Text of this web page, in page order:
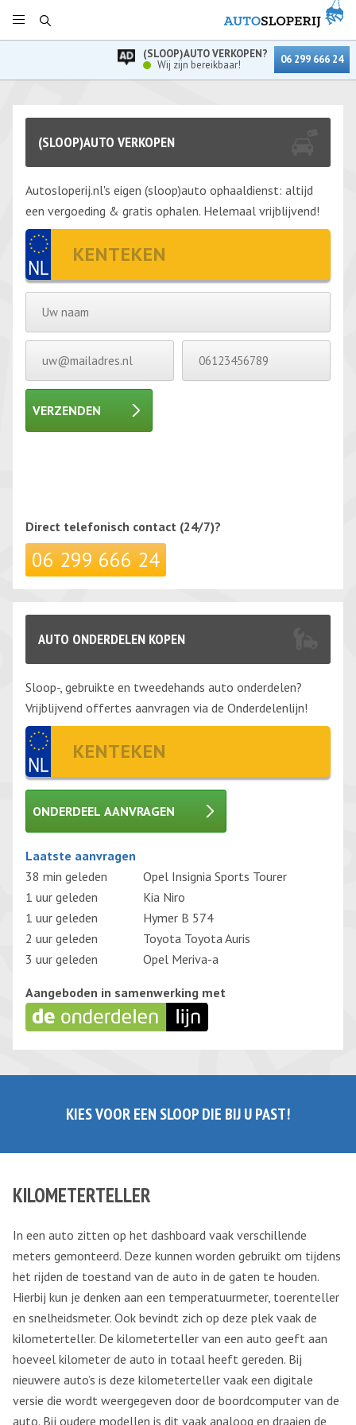
(SLOOP)AUTO VERKOPEN?
Wij zijn bereikbaar!
06 299 666 24
(SLOOP)AUTO VERKOPEN
Autosloperij.nl's eigen (sloop)auto ophaaldienst: altijd
een vergoeding & gratis ophalen. Helemaal vrijblijvend!
VERZENDEN
Direct telefonisch contact (24/7)?
06 299 666 24
AUTO ONDERDELEN KOPEN
Sloop-, gebruikte en tweedehands auto onderdelen?
Vrijblijvend offertes aanvragen via de Onderdelenlijn!
ONDERDEEL AANVRAGEN
Gelieve dit veld leeg te laten.
Laatste aanvragen
38 min geleden
Opel Insignia Sports Tourer
1 uur geleden
Kia Niro
1 uur geleden
Hymer B 574
2 uur geleden
Toyota Toyota Auris
3 uur geleden
Opel Meriva-a
Aangeboden in samenwerking met
KIES VOOR EEN SLOOP DIE BIJ U PAST!
KILOMETERTELLER
In een auto zitten op het dashboard vaak verschillende
meters gemonteerd. Deze kunnen worden gebruikt om tijdens
het rijden de toestand van de auto in de gaten te houden.
Hierbij kun je denken aan een temperatuurmeter, toerenteller
en snelheidsmeter. Ook bevindt zich op deze plek vaak de
kilometerteller. De kilometerteller van een auto geeft aan
hoeveel kilometer de auto in totaal heeft gereden. Bij
nieuwere auto’s is deze kilometerteller vaak een digitale
versie die wordt weergegeven door de boordcomputer van de
auto. Bij oudere modellen is dit vaak analoog en draaien de